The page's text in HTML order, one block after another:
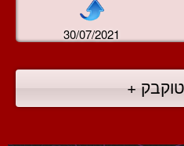
30/07/2021
+